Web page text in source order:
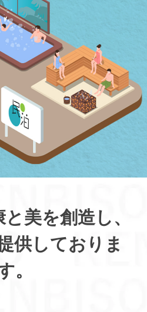
美を創造し、
供しておりま
。